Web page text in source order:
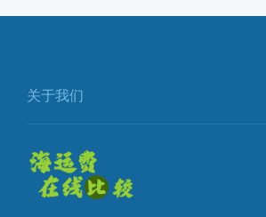
关于我们